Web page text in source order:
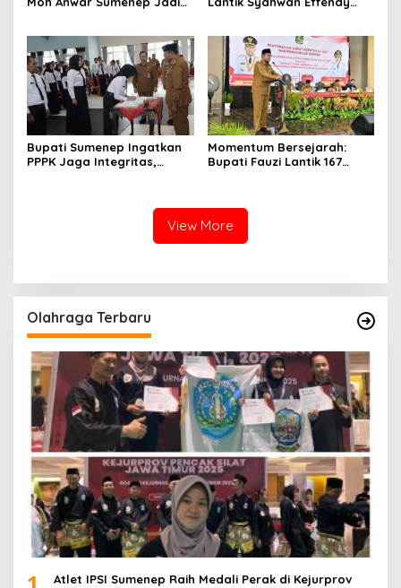
Bupati Sumenep Ingatkan
PPPK Jaga Integritas,
Momentum Bersejarah:
Bupati Fauzi Lantik 167
View More
Olahraga Terbaru
Atlet IPSI Sumenep Raih Medali Perak di Kejurprov